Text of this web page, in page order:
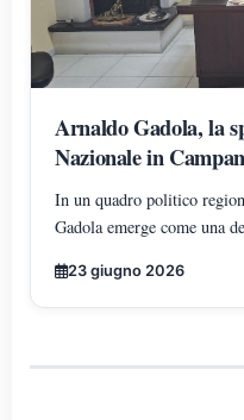
Arnaldo Gadola, la
Nazionale in
ridisegnando gli
In un quadro politico
Gadola emerge come una
modello di leadership
costante espansione.
23 giugno 2026